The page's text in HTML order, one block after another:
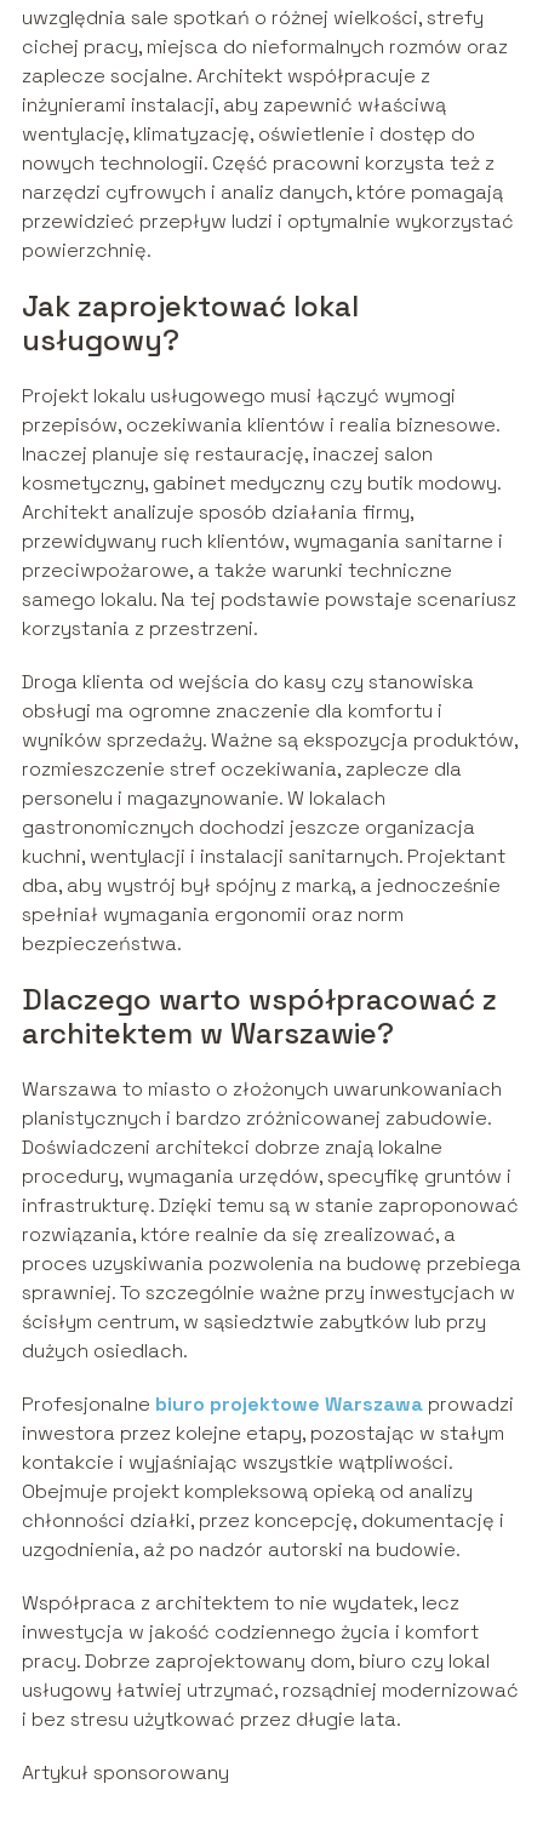
uwzględnia sale spotkań o różnej wielkości, strefy
cichej pracy, miejsca do nieformalnych rozmów oraz
zaplecze socjalne. Architekt współpracuje z
inżynierami instalacji, aby zapewnić właściwą
wentylację, klimatyzację, oświetlenie i dostęp do
nowych technologii. Część pracowni korzysta też z
narzędzi cyfrowych i analiz danych, które pomagają
przewidzieć przepływ ludzi i optymalnie wykorzystać
powierzchnię.
Jak zaprojektować lokal
usługowy?
Projekt lokalu usługowego musi łączyć wymogi
przepisów, oczekiwania klientów i realia biznesowe.
Inaczej planuje się restaurację, inaczej salon
kosmetyczny, gabinet medyczny czy butik modowy.
Architekt analizuje sposób działania firmy,
przewidywany ruch klientów, wymagania sanitarne i
przeciwpożarowe, a także warunki techniczne
samego lokalu. Na tej podstawie powstaje scenariusz
korzystania z przestrzeni.
Droga klienta od wejścia do kasy czy stanowiska
obsługi ma ogromne znaczenie dla komfortu i
wyników sprzedaży. Ważne są ekspozycja produktów,
rozmieszczenie stref oczekiwania, zaplecze dla
personelu i magazynowanie. W lokalach
gastronomicznych dochodzi jeszcze organizacja
kuchni, wentylacji i instalacji sanitarnych. Projektant
dba, aby wystrój był spójny z marką, a jednocześnie
spełniał wymagania ergonomii oraz norm
bezpieczeństwa.
Dlaczego warto współpracować z
architektem w Warszawie?
Warszawa to miasto o złożonych uwarunkowaniach
planistycznych i bardzo zróżnicowanej zabudowie.
Doświadczeni architekci dobrze znają lokalne
procedury, wymagania urzędów, specyfikę gruntów i
infrastrukturę. Dzięki temu są w stanie zaproponować
rozwiązania, które realnie da się zrealizować, a
proces uzyskiwania pozwolenia na budowę przebiega
sprawniej. To szczególnie ważne przy inwestycjach w
ścisłym centrum, w sąsiedztwie zabytków lub przy
dużych osiedlach.
Profesjonalne biuro projektowe Warszawaprowadzi
inwestora przez kolejne etapy, pozostając w stałym
kontakcie i wyjaśniając wszystkie wątpliwości.
Obejmuje projekt kompleksową opieką od analizy
chłonności działki, przez koncepcję, dokumentację i
uzgodnienia, aż po nadzór autorski na budowie.
Współpraca z architektem to nie wydatek, lecz
inwestycja w jakość codziennego życia i komfort
pracy. Dobrze zaprojektowany dom, biuro czy lokal
usługowy łatwiej utrzymać, rozsądniej modernizować
i bez stresu użytkować przez długie lata.
Artykuł sponsorowany